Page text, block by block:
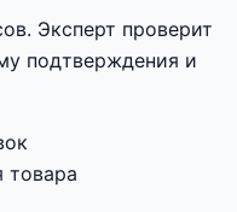
Эксперт проверит
подтверждения и
товара